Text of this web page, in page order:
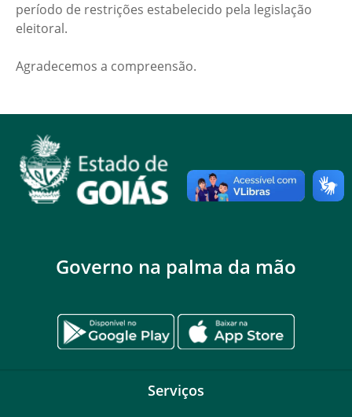
período de restrições estabelecido pela legislação
eleitoral.
Agradecemos a compreensão.
Governo na palma da mão
Serviços